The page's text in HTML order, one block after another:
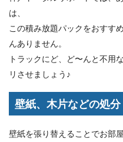
は、
この積み放題パックをおすす
んありません。
トラックにど、ど〜んと不用
リさせましょう♪
壁紙、木片などの処分
壁紙を張り替えることでお部